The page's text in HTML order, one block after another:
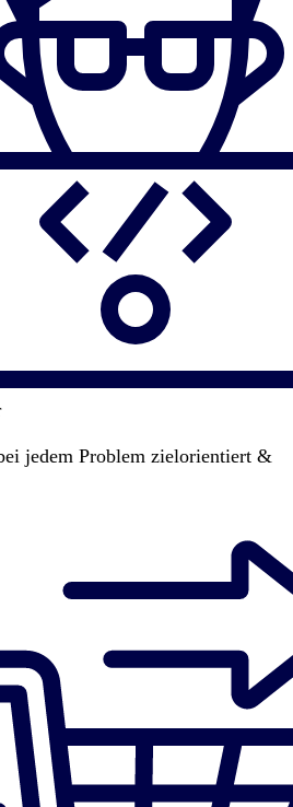
jedem Problem zielorientiert &